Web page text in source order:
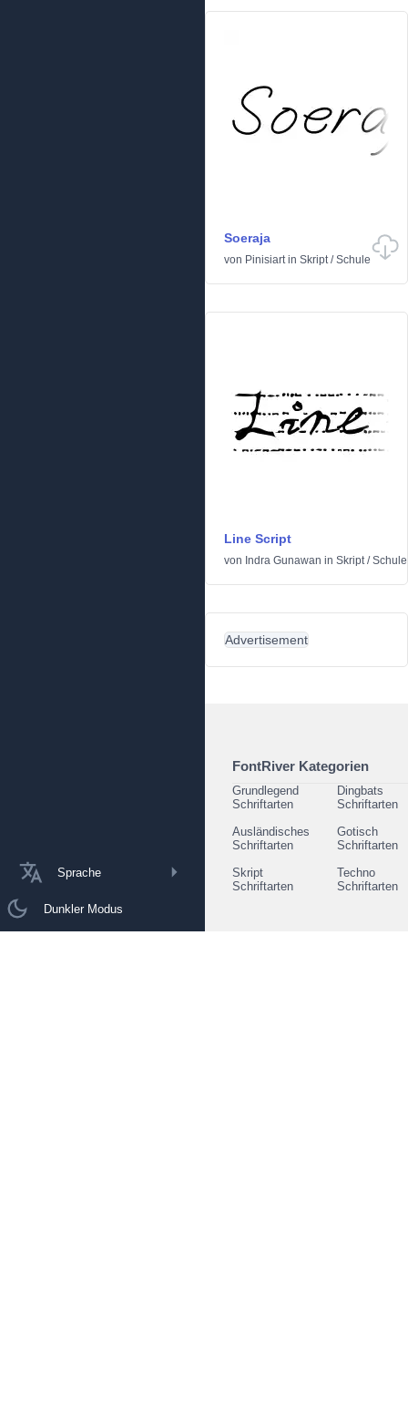
Sprache
Dunkler Modus
Soeraja
von Pinisiartin Skript/Schule
Line Script
von Indra Gunawan in Skript/Schule
Advertisement
FontRiver Kategorien
Grundlegend
Schriftarten
Dingbats
Schriftarten
Ausländisches
Schriftarten
Gotisch
Schriftarten
Skript
Schriftarten
Techno
Schriftarten